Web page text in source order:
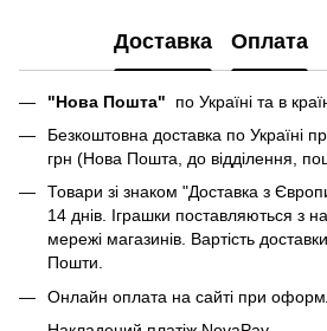
Доставка Оплата
"Нова Пошта" по Україні та в
Безкоштовна доставка по Україні
грн (Нова Пошта, до відділення,
Товари зі знаком "Доставка з
14 днів. Іграшки поставляються з
мережі магазинів. Вартість
Пошти.
Онлайн оплата на сайті при